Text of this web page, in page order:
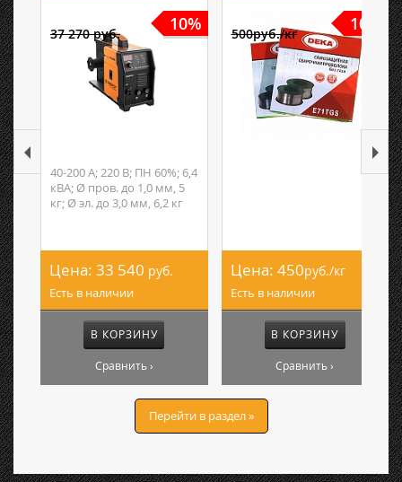
10%
37 270 руб.
40-200 А; 220 В; ПН 60%; 6,4
кВА; Ø пров. до 1,0 мм, 5
кг; Ø эл. до 3,0 мм, 6,2 кг
Цена: 33 540 руб.
Есть в наличии
В КОРЗИНУ
Сравнить ›
10%
500руб./кг
Цена: 450руб./кг
Есть в наличии
В КОРЗИНУ
Сравнить ›
Перейти в раздел »